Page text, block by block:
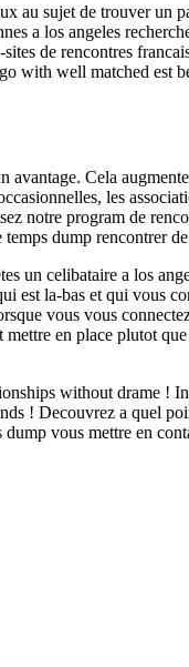
au sujet de trouver un
a los angeles
de rencontres
with well matched est
Cela
les
notre program de
dump rencontrer
un celibataire a los
est la-bas et qui vous
vous vous
mettre en place plutot
without drame
! Decouvrez a quel
vous mettre en